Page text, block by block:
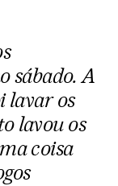
sábado. A
lavar os
lavou os
coisa